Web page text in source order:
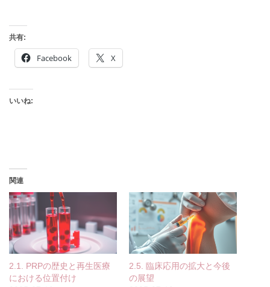
共有:
Facebook X
いいね:
関連
2.1. PRPの歴史と再生医療
における位置付け
2.5. 臨床応用の拡大と今後
の展望